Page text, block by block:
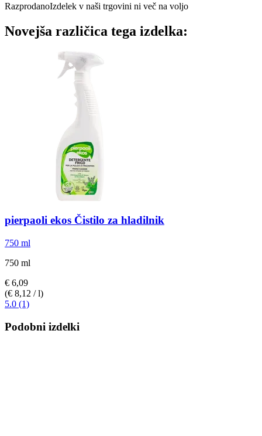
RazprodanoIzdelek v naši trgovini ni več na voljo
Novejša različica tega izdelka:
pierpaoli ekos Čistilo za hladilnik
750 ml
750 ml
€ 6,09
(€ 8,12 / l)
5.0 (1)
Podobni izdelki